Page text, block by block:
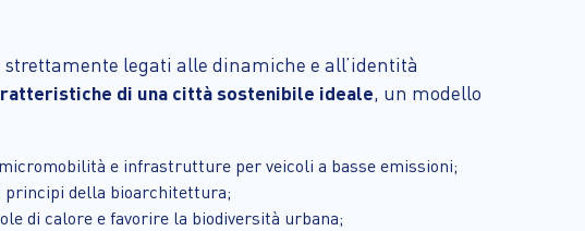
legati alle dinamiche e all’identità
di una città sostenibile ideale, un modello
e infrastrutture per veicoli a basse emissioni;
principi della bioarchitettura;
di calore e favorire la biodiversità urbana;